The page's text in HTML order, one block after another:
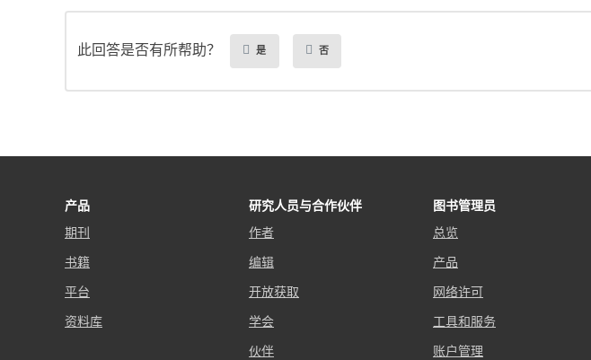
此回答是否有所帮助？ 是 否
产品
期刊
书籍
平台
资料库
研究人员与合作伙伴
作者
编辑
开放获取
学会
伙伴
图书管理员
总览
产品
网络许可
工具和服务
账户管理